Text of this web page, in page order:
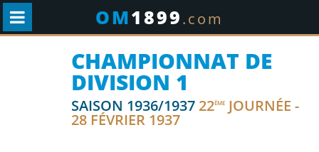
OM1899.com
CHAMPIONNAT DE
DIVISION 1
SAISON 1936/1937 22ÈME JOURNÉE -
28 FÉVRIER 1937